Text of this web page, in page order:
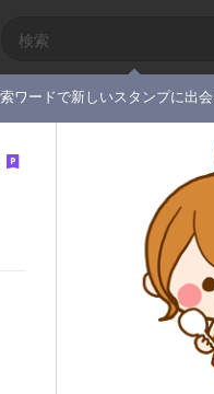
ワードで新しいスタンプに出会